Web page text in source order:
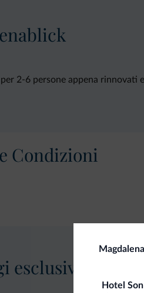
2-6 persone appena rinnovati
Condizioni
Hotel
esclusivi